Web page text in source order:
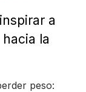
a
la
peso: